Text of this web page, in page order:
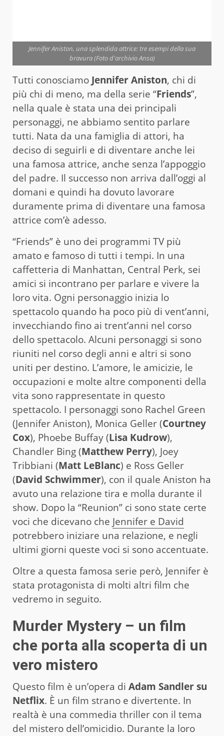
Jennifer Aniston, una splendida attrice: tre esempi della sua
bravura (Foto d'archivio Ansa)
Tutti conosciamo Jennifer Aniston, chi di
più chi di meno, ma della serie “Friends”,
nella quale è stata una dei principali
personaggi, ne abbiamo sentito parlare
tutti. Nata da una famiglia di attori, ha
deciso di seguirli e di diventare anche lei
una famosa attrice, anche senza l’appoggio
del padre. Il successo non arriva dall’oggi al
domani e quindi ha dovuto lavorare
duramente prima di diventare una famosa
attrice com’è adesso.
“Friends” è uno dei programmi TV più
amato e famoso di tutti i tempi. In una
caffetteria di Manhattan, Central Perk, sei
amici si incontrano per parlare e vivere la
loro vita. Ogni personaggio inizia lo
spettacolo quando ha poco più di vent’anni,
invecchiando fino ai trent’anni nel corso
dello spettacolo. Alcuni personaggi si sono
riuniti nel corso degli anni e altri si sono
uniti per destino. L’amore, le amicizie, le
occupazioni e molte altre componenti della
vita sono rappresentate in questo
spettacolo. I personaggi sono Rachel Green
(Jennifer Aniston), Monica Geller (Courtney
Cox), Phoebe Buffay (Lisa Kudrow),
Chandler Bing (Matthew Perry), Joey
Tribbiani (Matt LeBlanc) e Ross Geller
(David Schwimmer), con il quale Aniston ha
avuto una relazione tira e molla durante il
show. Dopo la “Reunion” ci sono state certe
voci che dicevano che Jennifer e David
potrebbero iniziare una relazione, e negli
ultimi giorni queste voci si sono accentuate.
Oltre a questa famosa serie però, Jennifer è
stata protagonista di molti altri film che
vedremo in seguito.
Murder Mystery – un film
che porta alla scoperta di un
vero mistero
Questo film è un’opera di Adam Sandler su
Netflix. È un film strano e divertente. In
realtà è una commedia thriller con il tema
del mistero dell’omicidio. Durante la loro